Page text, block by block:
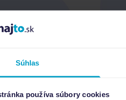
Súhlas
používa súbory cookies